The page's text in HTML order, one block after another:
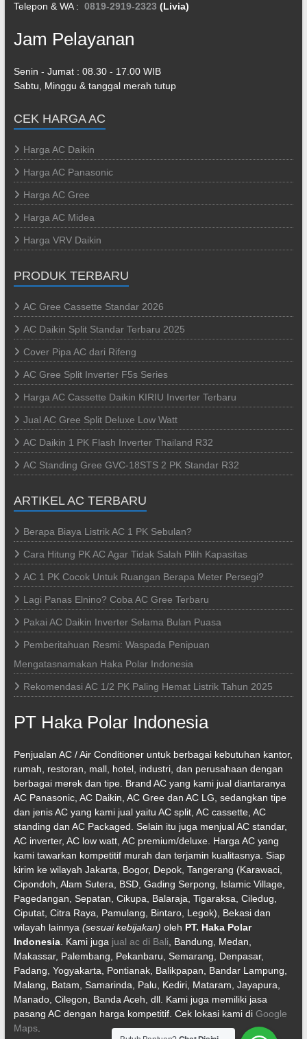
Telepon & WA : 0819-2919-2323 (Livia)
Jam Pelayanan
Senin - Jumat : 08.30 - 17.00 WIB
Sabtu, Minggu & tanggal merah tutup
CEK HARGA AC
Harga AC Daikin
Harga AC Panasonic
Harga AC Gree
Harga AC Midea
Harga VRV Daikin
PRODUK TERBARU
AC Gree Cassette Standar 2026
AC Daikin Split Standar Terbaru 2025
Cover Pipa AC dari Rifeng
AC Gree Split Inverter F5s Series
Harga AC Cassette Daikin KIRIU Inverter Terbaru
Jual AC Gree Split Deluxe Low Watt
AC Daikin 1 PK Flash Inverter Thailand R32
AC Standing Gree GVC-18STS 2 PK Standar R32
ARTIKEL AC TERBARU
Berapa Biaya Listrik AC 1 PK Sebulan?
Cara Hitung PK AC Agar Tidak Salah Pilih Kapasitas
AC 1 PK Cocok Untuk Ruangan Berapa Meter Persegi?
Lagi Panas Elnino? Coba AC Gree Terbaru
Pakai AC Daikin Inverter Selama Bulan Puasa
Pemberitahuan Resmi: Waspada Penipuan
Mengatasnamakan Haka Polar Indonesia
Rekomendasi AC 1/2 PK Paling Hemat Listrik Tahun 2025
PT Haka Polar Indonesia
Penjualan AC / Air Conditioner untuk berbagai kebutuhan kantor,
rumah, restoran, mall, hotel, industri, dan perusahaan dengan
berbagai merek dan tipe. Brand AC yang kami jual diantaranya
AC Panasonic, AC Daikin, AC Gree dan AC LG, sedangkan tipe
dan jenis AC yang kami jual yaitu AC split, AC cassette, AC
standing dan AC Packaged. Selain itu juga menjual AC standar,
AC inverter, AC low watt, AC premium/deluxe. Harga AC yang
kami tawarkan kompetitif murah dan terjamin kualitasnya. Siap
kirim ke wilayah Jakarta, Bogor, Depok, Tangerang (Karawaci,
Cipondoh, Alam Sutera, BSD, Gading Serpong, Islamic Village,
Pagedangan, Sepatan, Cikupa, Balaraja, Tigaraksa, Ciledug,
Ciputat, Citra Raya, Pamulang, Bintaro, Legok), Bekasi dan
wilayah lainnya (sesuai kebijakan) oleh PT. Haka Polar
Indonesia. Kami juga jual ac di Bali , Bandung, Medan,
Makassar, Palembang, Pekanbaru, Semarang, Denpasar,
Padang, Yogyakarta, Pontianak, Balikpapan, Bandar Lampung,
Malang, Batam, Samarinda, Palu, Kediri, Mataram, Jayapura,
Manado, Cilegon, Banda Aceh, dll. Kami juga memiliki jasa
pasang AC dengan harga kompetitif. Cek lokasi kami di Google
Maps.